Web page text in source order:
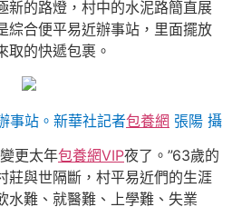
新的路燈，村中的水泥路簡直展
綜合便平易近辦事站，里面擺放
取的快遞包裹。
事站。新華社記者包養網 張陽 攝
更太年包養網VIP夜了。”63歲的
莊與世隔斷，村平易近們的生涯
水難、就醫難、上學難、失業